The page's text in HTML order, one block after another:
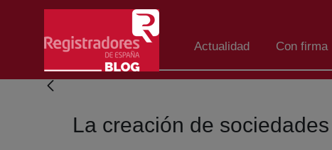
Skip to Main Content
Actualidad Con firma
La creación de